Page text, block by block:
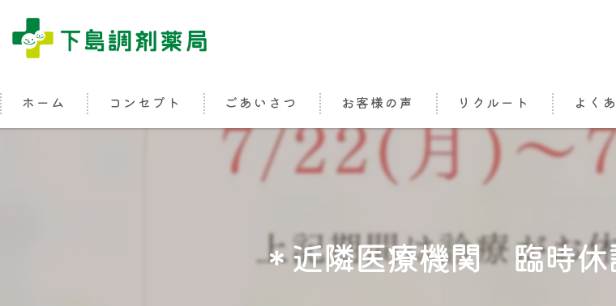
ホーム コンセプト ごあいさつ お客様の声 リクルート よく
＊近隣医療機関 臨時休